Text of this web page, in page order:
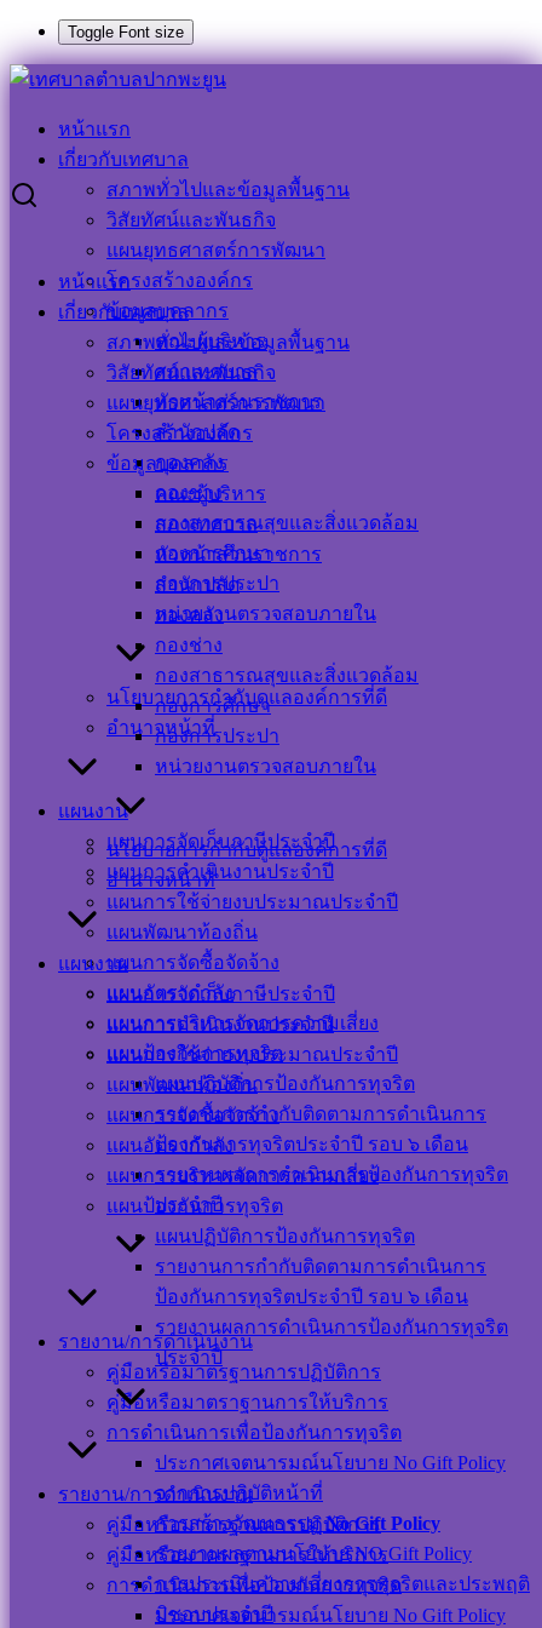
Toggle Font size
Skip
contentหน้าแรก
เกี่ยวกับเทศบาล
สภาพทั่วไปและข้อมูลพื้นฐาน
วิสัยทัศน์และพันธกิจ
แผนยุทธศาสตร์การพัฒนา
โครงสร้างองค์กร
ข้อมูลบุคลากร
คณะผู้บริหาร
สภาเทศบาล
หัวหน้าส่วนราชการ
สำนักปลัด
กองคลัง
กองช่าง
กองสาธารณสุขและสิ่งแวดล้อม
กองการศึกษา
กองการประปา
หน่วยงานตรวจสอบภายใน
นโยบายการกำกับดูแลองค์การที่ดี
อำนาจหน้าที่
แผนงาน
แผนการจัดเก็บภาษีประจำปี
แผนการดำเนินงานประจำปี
แผนการใช้จ่ายงบประมาณประจำปี
แผนพัฒนาท้องถิ่น
แผนการจัดซื้อจัดจ้าง
แผนอัตรากำลัง
แผนการบริหารจัดการความเสี่ยง
แผนป้องกันการทุจริต
แผนปฏิบัติการป้องกันการทุจริต
รายงานการกำกับติดตามการดำเนินการ
ป้องกันการทุจริตประจำปี รอบ ๖ เดือน
รายงานผลการดำเนินการป้องกันการทุจริต
ประจำปี
รายงาน/การดำเนินงาน
คู่มือหรือมาตรฐานการปฏิบัติการ
คู่มือหรือมาตราฐานการให้บริการ
การดำเนินการเพื่อป้องกันการทุจริต
ประกาศเจตนารมณ์นโยบาย No Gift Policy
จากการปฏิบัติหน้าที่
การสร้างวัฒนธรรมNo Gift Policy
รายงานผลตามนโยบาย NO Gift Policy
การประเมินความเสี่ยงการทุจริตและประพฤติ
มิชอบประจำปี
หน้าแรก
เกี่ยวกับเทศบาล
สภาพทั่วไปและข้อมูลพื้นฐาน
วิสัยทัศน์และพันธกิจ
แผนยุทธศาสตร์การพัฒนา
โครงสร้างองค์กร
ข้อมูลบุคลากร
คณะผู้บริหาร
สภาเทศบาล
หัวหน้าส่วนราชการ
สำนักปลัด
กองคลัง
กองช่าง
กองสาธารณสุขและสิ่งแวดล้อม
กองการศึกษา
กองการประปา
หน่วยงานตรวจสอบภายใน
นโยบายการกำกับดูแลองค์การที่ดี
อำนาจหน้าที่
แผนงาน
แผนการจัดเก็บภาษีประจำปี
แผนการดำเนินงานประจำปี
แผนการใช้จ่ายงบประมาณประจำปี
แผนพัฒนาท้องถิ่น
แผนการจัดซื้อจัดจ้าง
แผนอัตรากำลัง
แผนการบริหารจัดการความเสี่ยง
แผนป้องกันการทุจริต
แผนปฏิบัติการป้องกันการทุจริต
รายงานการกำกับติดตามการดำเนินการ
ป้องกันการทุจริตประจำปี รอบ ๖ เดือน
รายงานผลการดำเนินการป้องกันการทุจริต
ประจำปี
รายงาน/การดำเนินงาน
คู่มือหรือมาตรฐานการปฏิบัติการ
คู่มือหรือมาตราฐานการให้บริการ
การดำเนินการเพื่อป้องกันการทุจริต
ประกาศเจตนารมณ์นโยบาย No Gift Policy
ประกาศผู้ชนะการเสนอราคา-โครงการปรับปรุงซ่อมแซมระบบ
ประปาหมู่บ้าน
ประกาศผู้ชนะการเสนอราคา-โครงการ
ปรับปรุงซ่อมแซมระบบประปาหมู่บ้าน
29 มีนาคม 202229 มีนาคม 2022
เทศบาลตำบลปากพะยูน
ข่าวจัดซื้อ จัดจ้าง
ประชาสัมพันธ์
ผู้ชนะการเสนอราคา-โครงการปรับปรุงซ่อมแซมระบบประปาหมู๋บ้าน
ดาวน์โหลด
Visitor Counter
Users Today : 18
Users This Month :
Users This Year :
12116
Total Users : 39446
Who's Online : 2
Your IP Address :
216.73.216.241
Powered ByWPS Visitor
เครือข่าย
ออนไลน์
แผนผังเว็บไซต์
นโยบายการ
คุ้มครองข้อมูล
ส่วนบุคคล และ
การใช้งานคุกกี้
นโยบายการ
รักษาความ
มั่นคงปลอดภัย
©สงวนลิขสิทธิ์ เทศบาลตำบลปากพะยูน.